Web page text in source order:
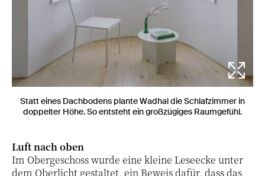
Statt eines Dachbodens plante Wadhal die Schlafzimmer in
doppelter Höhe. So entsteht ein großzügiges Raumgefühl.
Luft nach oben
Im Obergeschoss wurde eine kleine Leseecke unter
dem Oberlicht gestaltet, ein Beweis dafür, dass das